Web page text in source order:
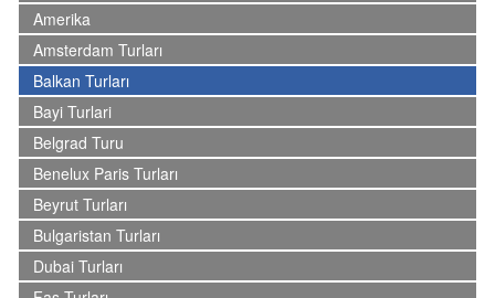
Amerika
Amsterdam Turları
Balkan Turları
Bayi Turlari
Belgrad Turu
Benelux Paris Turları
Beyrut Turları
Bulgaristan Turları
Dubai Turları